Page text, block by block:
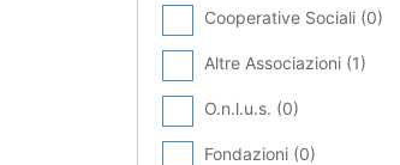
Cooperative Sociali (0)
Altre Associazioni (1)
O.n.l.u.s. (0)
Fondazioni (0)